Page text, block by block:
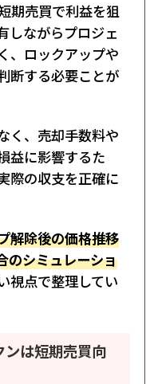
期売買で利益を狙
しながらプロジェ
、ロックアップや
断する必要ことが
く、売却手数料や
益に影響するた
際の収支を正確に
解除後の価格推移
のシミュレーショ
視点で整理してい
ンは短期売買向